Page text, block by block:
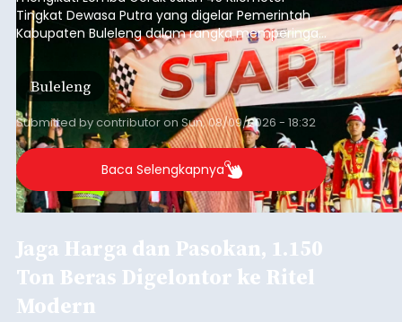
Tingkat Dewasa Putra yang digelar Pemerintah
Kabupaten Buleleng dalam rangka memperingati
HUT ke-81 Kemerdekaan Republik Indonesia.
Lomba resmi dimulai dari Lapangan Sepak Bola
Desa Celukan Bawang, Sabtu (8/8/2026) malam.
Buleleng
Submitted bycontributoron Sun, 08/09/2026 - 18:32
Baca Selengkapnya
Jaga Harga dan Pasokan, 1.150
Ton Beras Digelontor ke Ritel
Modern